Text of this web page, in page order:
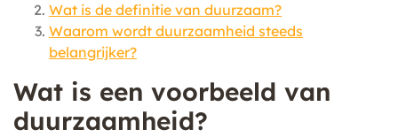
Wat is de definitie van duurzaam?
Waarom wordt duurzaamheid steeds
belangrijker?
Wat is een voorbeeld van
duurzaamheid?